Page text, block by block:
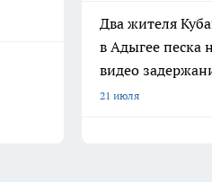
Два жителя
в Адыгее песка
видео
21 июля